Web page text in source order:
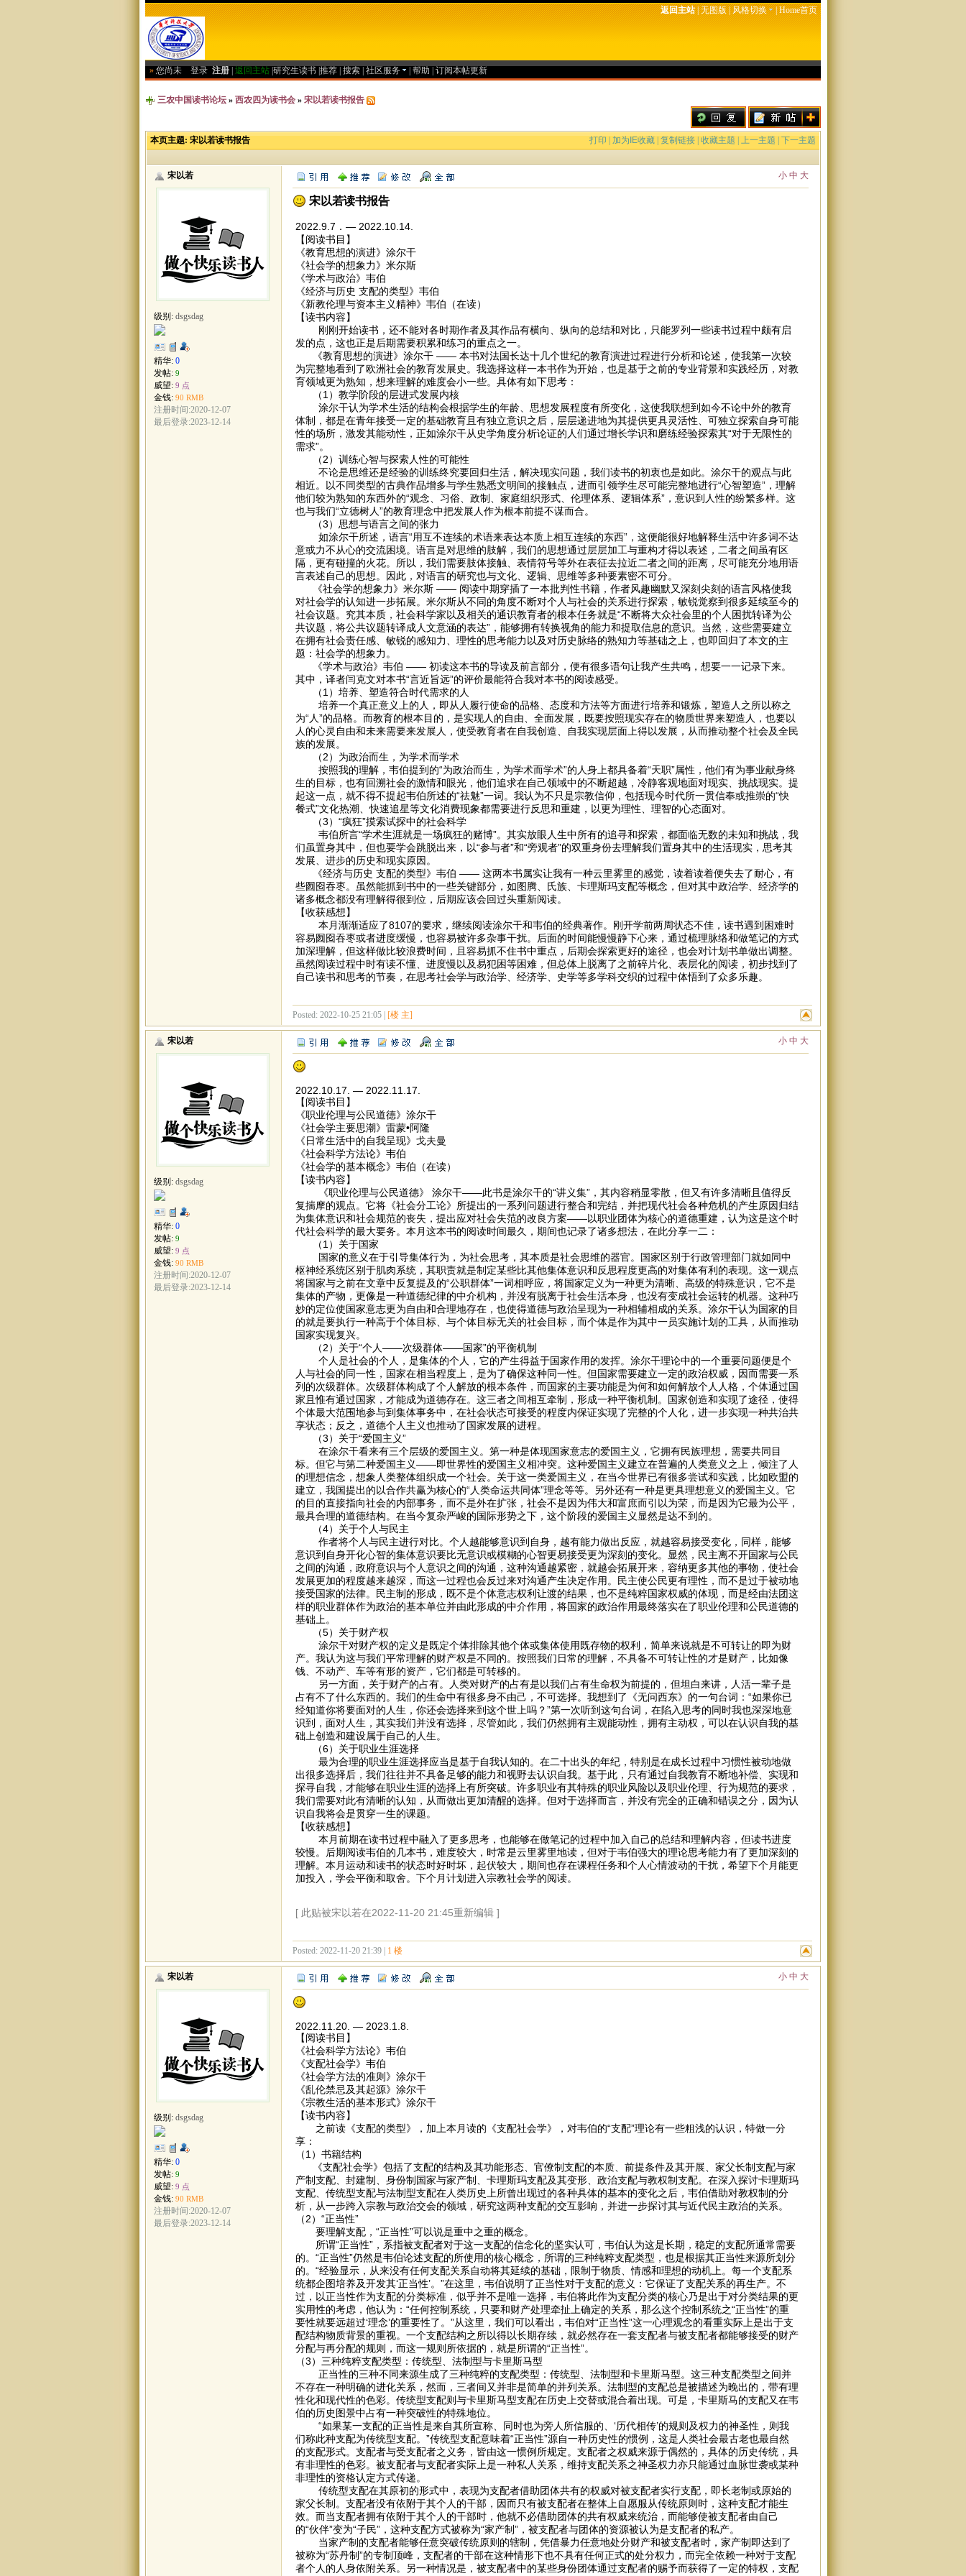
返回主站|无图版|风格切换 |Home首页
» 您尚未 登录 注册 返回主站 研究生读书 推荐 搜索 社区服务 帮助 订阅本帖更新
三农中国读书论坛 » 西农四为读书会 » 宋以若读书报告
本页主题: 宋以若读书报告 打印 | 加为IE收藏 |复制链接 |收藏主题 | 上一主题 |下一主题
宋以若
级别: dsgsdag
精华: 0
发帖: 9
威望: 9 点
金钱: 90 RMB
注册时间:2020-12-07
最后登录:2023-12-14
小 中 大
宋以若读书报告
2022.9.7．— 2022.10.14.
【阅读书目】
《教育思想的演进》涂尔干
《社会学的想象力》米尔斯
《学术与政治》韦伯
《经济与历史 支配的类型》韦伯
《新教伦理与资本主义精神》韦伯（在读）
【读书内容】
刚刚开始读书，还不能对各时期作者及其作品有横向、纵向的总结和对比，只能罗列一些读书过程中颇有启
发的点，这也正是后期需要积累和练习的重点之一。
《教育思想的演进》涂尔干 —— 本书对法国长达十几个世纪的教育演进过程进行分析和论述，使我第一次较
为完整地看到了欧洲社会的教育发展史。我选择这样一本书作为开始，也是基于之前的专业背景和实践经历，对教
育领域更为熟知，想来理解的难度会小一些。具体有如下思考：
（1）教学阶段的层进式发展内核
涂尔干认为学术生活的结构会根据学生的年龄、思想发展程度有所变化，这使我联想到如今不论中外的教育
体制，都是在青年接受一定的基础教育且有独立意识之后，层层递进地为其提供更具灵活性、可独立探索自身可能
性的场所，激发其能动性，正如涂尔干从史学角度分析论证的人们通过增长学识和磨练经验探索其“对于无限性的
需求”。
（2）训练心智与探索人性的可能性
不论是思维还是经验的训练终究要回归生活，解决现实问题，我们读书的初衷也是如此。涂尔干的观点与此
相近。以不同类型的古典作品增多与学生熟悉文明间的接触点，进而引领学生尽可能完整地进行“心智塑造”，理解
他们较为熟知的东西外的“观念、习俗、政制、家庭组织形式、伦理体系、逻辑体系”，意识到人性的纷繁多样。这
也与我们“立德树人”的教育理念中把发展人作为根本前提不谋而合。
（3）思想与语言之间的张力
如涂尔干所述，语言“用互不连续的术语来表达本质上相互连续的东西”，这便能很好地解释生活中许多词不达
意或力不从心的交流困境。语言是对思维的肢解，我们的思想通过层层加工与重构才得以表述，二者之间虽有区
隔，更有碰撞的火花。所以，我们需要肢体接触、表情符号等外在表征去拉近二者之间的距离，尽可能充分地用语
言表述自己的思想。因此，对语言的研究也与文化、逻辑、思维等多种要素密不可分。
《社会学的想象力》米尔斯 —— 阅读中期穿插了一本批判性书籍，作者风趣幽默又深刻尖刻的语言风格使我
对社会学的认知进一步拓展。米尔斯从不同的角度不断对个人与社会的关系进行探索，敏锐觉察到很多延续至今的
社会议题。究其本质，社会科学家以及相关的通识教育者的根本任务就是“不断将大众社会里的个人困扰转译为公
共议题，将公共议题转译成人文意涵的表达”，能够拥有转换视角的能力和提取信息的意识。当然，这些需要建立
在拥有社会责任感、敏锐的感知力、理性的思考能力以及对历史脉络的熟知力等基础之上，也即回归了本文的主
题：社会学的想象力。
《学术与政治》韦伯 —— 初读这本书的导读及前言部分，便有很多语句让我产生共鸣，想要一一记录下来。
其中，译者闫克文对本书“言近旨远”的评价最能符合我对本书的阅读感受。
（1）培养、塑造符合时代需求的人
培养一个真正意义上的人，即从人履行使命的品格、态度和方法等方面进行培养和锻炼，塑造人之所以称之
为“人”的品格。而教育的根本目的，是实现人的自由、全面发展，既要按照现实存在的物质世界来塑造人，也要以
人的心灵自由和未来需要来发展人，使受教育者在自我创造、自我实现层面上得以发展，从而推动整个社会及全民
族的发展。
（2）为政治而生，为学术而学术
按照我的理解，韦伯提到的“为政治而生，为学术而学术”的人身上都具备着“天职”属性，他们有为事业献身终
生的目标，也有回溯社会的激情和眼光，他们追求在自己领域中的不断超越，冷静客观地面对现实、挑战现实。提
起这一点，就不得不提起韦伯所述的“祛魅”一词。我认为不只是宗教信仰，包括现今时代所一贯信奉或推崇的“快
餐式”文化热潮、快速追星等文化消费现象都需要进行反思和重建，以更为理性、理智的心态面对。
（3）“疯狂”摸索试探中的社会科学
韦伯所言“学术生涯就是一场疯狂的赌博”。其实放眼人生中所有的追寻和探索，都面临无数的未知和挑战，我
们虽置身其中，但也要学会跳脱出来，以“参与者”和“旁观者”的双重身份去理解我们置身其中的生活现实，思考其
发展、进步的历史和现实原因。
《经济与历史 支配的类型》韦伯 —— 这两本书属实让我有一种云里雾里的感觉，读着读着便失去了耐心，有
些囫囵吞枣。虽然能抓到书中的一些关键部分，如图腾、氏族、卡理斯玛支配等概念，但对其中政治学、经济学的
诸多概念都没有理解得很到位，后期应该会回过头重新阅读。
【收获感想】
本月渐渐适应了8107的要求，继续阅读涂尔干和韦伯的经典著作。刚开学前两周状态不佳，读书遇到困难时
容易囫囵吞枣或者进度缓慢，也容易被许多杂事干扰。后面的时间能慢慢静下心来，通过梳理脉络和做笔记的方式
加深理解，但这样做比较浪费时间，且容易抓不住书中重点，后期会探索更好的途径，也会对计划书单做出调整。
虽然阅读过程中时有读不懂、进度慢以及易犯困等困难，但总体上脱离了之前碎片化、表层化的阅读，初步找到了
自己读书和思考的节奏，在思考社会学与政治学、经济学、史学等多学科交织的过程中体悟到了众多乐趣。
Posted: 2022-10-25 21:05 | [楼 主]
宋以若
级别: dsgsdag
精华: 0
发帖: 9
威望: 9 点
金钱: 90 RMB
注册时间:2020-12-07
最后登录:2023-12-14
小 中 大
2022.10.17. — 2022.11.17.
【阅读书目】
《职业伦理与公民道德》涂尔干
《社会学主要思潮》雷蒙•阿隆
《日常生活中的自我呈现》戈夫曼
《社会科学方法论》韦伯
《社会学的基本概念》韦伯（在读）
【读书内容】
《职业伦理与公民道德》 涂尔干——此书是涂尔干的“讲义集”，其内容稍显零散，但又有许多清晰且值得反
复揣摩的观点。它将《社会分工论》所提出的一系列问题进行整合和完结，并把现代社会各种危机的产生原因归结
为集体意识和社会规范的丧失，提出应对社会失范的改良方案——以职业团体为核心的道德重建，认为这是这个时
代社会科学的最大要务。本月这本书的阅读时间最久，期间也记录了诸多想法，在此分享一二：
（1）关于国家
国家的意义在于引导集体行为，为社会思考，其本质是社会思维的器官。国家区别于行政管理部门就如同中
枢神经系统区别于肌肉系统，其职责就是制定某些比其他集体意识和反思程度更高的对集体有利的表现。这一观点
将国家与之前在文章中反复提及的“公职群体”一词相呼应，将国家定义为一种更为清晰、高级的特殊意识，它不是
集体的产物，更像是一种道德纪律的中介机构，并没有脱离于社会生活本身，也没有变成社会运转的机器。这种巧
妙的定位使国家意志更为自由和合理地存在，也使得道德与政治呈现为一种相辅相成的关系。涂尔干认为国家的目
的就是要执行一种高于个体目标、与个体目标无关的社会目标，而个体是作为其中一员实施计划的工具，从而推动
国家实现复兴。
（2）关于“个人——次级群体——国家”的平衡机制
个人是社会的个人，是集体的个人，它的产生得益于国家作用的发挥。涂尔干理论中的一个重要问题便是个
人与社会的同一性，国家在相当程度上，是为了确保这种同一性。但国家需要建立一定的政治权威，因而需要一系
列的次级群体。次级群体构成了个人解放的根本条件，而国家的主要功能是为何和如何解放个人人格，个体通过国
家且惟有通过国家，才能成为道德存在。这三者之间相互牵制，形成一种平衡机制。国家创造和实现了途径，使得
个体最大范围地参与到集体事务中，在社会状态可接受的程度内保证实现了完整的个人化，进一步实现一种共治共
享状态；反之，道德个人主义也推动了国家发展的进程。
（3）关于“爱国主义”
在涂尔干看来有三个层级的爱国主义。第一种是体现国家意志的爱国主义，它拥有民族理想，需要共同目
标。但它与第二种爱国主义——即世界性的爱国主义相冲突。这种爱国主义建立在普遍的人类意义之上，倾注了人
的理想信念，想象人类整体组织成一个社会。关于这一类爱国主义，在当今世界已有很多尝试和实践，比如欧盟的
建立，我国提出的以合作共赢为核心的“人类命运共同体”理念等等。另外还有一种是更具理想意义的爱国主义。它
的目的直接指向社会的内部事务，而不是外在扩张，社会不是因为伟大和富庶而引以为荣，而是因为它最为公平，
最具合理的道德结构。在当今复杂严峻的国际形势之下，这个阶段的爱国主义显然是达不到的。
（4）关于个人与民主
作者将个人与民主进行对比。个人越能够意识到自身，越有能力做出反应，就越容易接受变化，同样，能够
意识到自身开化心智的集体意识要比无意识或模糊的心智更易接受更为深刻的变化。显然，民主离不开国家与公民
之间的沟通，政府意识与个人意识之间的沟通，这种沟通越紧密，就越会拓展开来，容纳更多其他的事物，使社会
发展更加的程度越来越深，而这一过程也会反过来对沟通产生决定作用。民主使公民更有理性，而不是过于被动地
接受国家的法律。民主制的形成，既不是个体意志权利让渡的结果，也不是纯粹国家权威的体现，而是经由法团这
样的职业群体作为政治的基本单位并由此形成的中介作用，将国家的政治作用最终落实在了职业伦理和公民道德的
基础上。
（5）关于财产权
涂尔干对财产权的定义是既定个体排除其他个体或集体使用既存物的权利，简单来说就是不可转让的即为财
产。我认为这与我们平常理解的财产权是不同的。按照我们日常的理解，不具备不可转让性的才是财产，比如像
钱、不动产、车等有形的资产，它们都是可转移的。
另一方面，关于财产的占有。人类对财产的占有是以我们占有生命权为前提的，但坦白来讲，人活一辈子是
占有不了什么东西的。我们的生命中有很多身不由己，不可选择。我想到了《无问西东》的一句台词：“如果你已
经知道你将要面对的人生，你还会选择来到这个世上吗？”第一次听到这句台词，在陷入思考的同时我也深深地意
识到，面对人生，其实我们并没有选择，尽管如此，我们仍然拥有主观能动性，拥有主动权，可以在认识自我的基
础上创造和建设属于自己的人生。
（6）关于职业生涯选择
最为合理的职业生涯选择应当是基于自我认知的。在二十出头的年纪，特别是在成长过程中习惯性被动地做
出很多选择后，我们往往并不具备足够的能力和视野去认识自我。基于此，只有通过自我教育不断地补偿、实现和
探寻自我，才能够在职业生涯的选择上有所突破。许多职业有其特殊的职业风险以及职业伦理、行为规范的要求，
我们需要对此有清晰的认知，从而做出更加清醒的选择。但对于选择而言，并没有完全的正确和错误之分，因为认
识自我将会是贯穿一生的课题。
【收获感想】
本月前期在读书过程中融入了更多思考，也能够在做笔记的过程中加入自己的总结和理解内容，但读书进度
较慢。后期阅读韦伯的几本书，难度较大，时常是云里雾里地读，但对于韦伯强大的理论思考能力有了更加深刻的
理解。本月运动和读书的状态时好时坏，起伏较大，期间也存在课程任务和个人心情波动的干扰，希望下个月能更
加投入，学会平衡和取舍。下个月计划进入宗教社会学的阅读。
[ 此贴被宋以若在2022-11-20 21:45重新编辑 ]
Posted: 2022-11-20 21:39 | 1 楼
宋以若
级别: dsgsdag
精华: 0
发帖: 9
威望: 9 点
金钱: 90 RMB
注册时间:2020-12-07
最后登录:2023-12-14
小 中 大
2022.11.20. — 2023.1.8.
【阅读书目】
《社会科学方法论》韦伯
《支配社会学》韦伯
《社会学方法的准则》涂尔干
《乱伦禁忌及其起源》涂尔干
《宗教生活的基本形式》涂尔干
【读书内容】
之前读《支配的类型》，加上本月读的《支配社会学》，对韦伯的“支配”理论有一些粗浅的认识，特做一分
享：
（1）书籍结构
《支配社会学》包括了支配的结构及其功能形态、官僚制支配的本质、前提条件及其开展、家父长制支配与家
产制支配、封建制、身份制国家与家产制、卡理斯玛支配及其变形、政治支配与教权制支配。在深入探讨卡理斯玛
支配、传统型支配与法制型支配在人类历史上所曾出现过的各种具体的基本的变化之后，韦伯借助对教权制的分
析，从一步跨入宗教与政治交会的领域，研究这两种支配的交互影响，并进一步探讨其与近代民主政治的关系。
（2）“正当性”
要理解支配，“正当性”可以说是重中之重的概念。
所谓“正当性”，系指被支配者对于这一支配的信念化的坚实认可，韦伯认为这是长期，稳定的支配所通常需要
的。“正当性”仍然是韦伯论述支配的所使用的核心概念，所谓的三种纯粹支配类型，也是根据其正当性来源所划分
的。“经验显示，从来没有任何支配关系自动将其延续的基础，限制于物质、情感和理想的动机上。每一个支配系
统都企图培养及开发其‘正当性’。”在这里，韦伯说明了正当性对于支配的意义：它保证了支配关系的再生产。不
过，以正当性作为支配的分类标准，似乎并不是唯一选择，韦伯将此作为支配分类的核心乃是出于对分类结果的更
实用性的考虑，他认为：“任何控制系统，只要和财产处理牵扯上确定的关系，那么这个控制系统之“正当性”的重
要性就要远超过‘理念’的重要性了。”从这里，我们可以看出，韦伯对“正当性”这一心理观念的看重实际上是出于支
配结构物质背景的重视。一个支配结构之所以得以长期存续，就必然存在一套支配者与被支配者都能够接受的财产
分配与再分配的规则，而这一规则所依据的，就是所谓的“正当性”。
（3）三种纯粹支配类型：传统型、法制型与卡里斯马型
正当性的三种不同来源生成了三种纯粹的支配类型：传统型、法制型和卡里斯马型。这三种支配类型之间并
不存在一种明确的进化关系，然而，三者间又并非是简单的并列关系。法制型的支配总是被描述为晚出的，带有理
性化和现代性的色彩。传统型支配则与卡里斯马型支配在历史上交替或混合着出现。可是，卡里斯马的支配又在韦
伯的历史图景中占有一种突破性的特殊地位。
“如果某一支配的正当性是来自其所宣称、同时也为旁人所信服的、‘历代相传’的规则及权力的神圣性，则我
们称此种支配为传统型支配。”传统型支配意味着“正当性”源自一种历史性的惯例，这是人类社会最古老也最自然
的支配形式。支配者与受支配者之义务，皆由这一惯例所规定。支配者之权威来源于偶然的，具体的历史传统，具
有非理性的色彩。被支配者与支配者实际上是一种私人关系，维持支配关系之神圣权力亦只能通过血脉世袭或某种
非理性的资格认定方式传递。
传统型支配在其原初的形式中，表现为支配者借助团体共有的权威对被支配者实行支配，即长老制或原始的
家父长制。支配者没有依附于其个人的干部，因而只有被支配者在整体上自愿服从传统原则时，这种支配才能生
效。而当支配者拥有依附于其个人的干部时，他就不必借助团体的共有权威来统治，而能够使被支配者由自己
的“伙伴”变为“子民”，这种支配方式被称为“家产制”，被支配者与团体的资源被认为是支配者的私产。
当家产制的支配者能够任意突破传统原则的辖制，凭借暴力任意地处分财产和被支配者时，家产制即达到了
被称为“苏丹制”的专制顶峰，支配者的干部在这种情形下也不具有任何正式的处分权力，而完全依赖一种对于支配
者个人的人身依附关系。另一种情况是，被支配者中的某些身份团体通过支配者的赐予而获得了一定的特权，支配